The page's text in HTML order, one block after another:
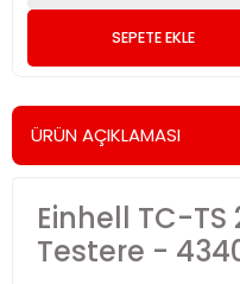
SEPETE EKLE
ÜRÜN AÇIKLAMASI
Einhell TC-TS
Testere -